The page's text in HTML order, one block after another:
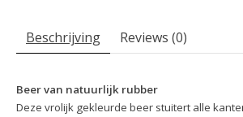
Beschrijving Reviews (0)
Beer van natuurlijk rubber
Deze vrolijk gekleurde beer stuitert alle